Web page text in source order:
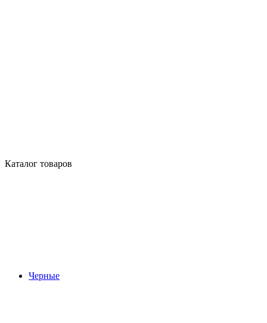
Каталог товаров
Черные